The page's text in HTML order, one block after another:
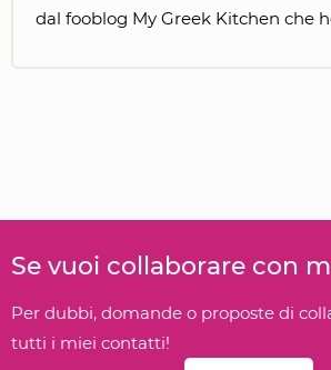
dal fooblog My Greek Kitchen che
Se vuoi collaborare con
Per dubbi, domande o proposte di
tutti i miei contatti!